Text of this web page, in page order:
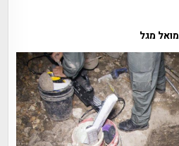
מגל